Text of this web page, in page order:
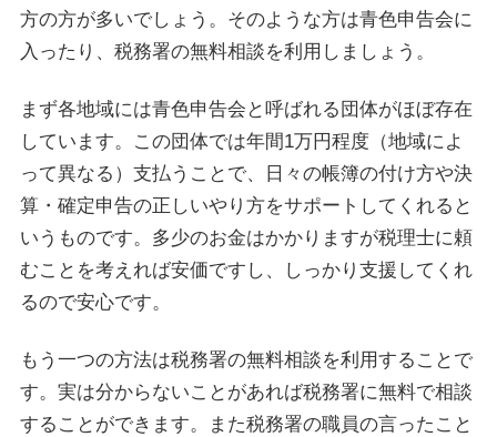
方の方が多いでしょう。そのような方は青色申告会に
入ったり、税務署の無料相談を利用しましょう。
まず各地域には青色申告会と呼ばれる団体がほぼ存在
しています。この団体では年間1万円程度（地域によ
って異なる）支払うことで、日々の帳簿の付け方や決
算・確定申告の正しいやり方をサポートしてくれると
いうものです。多少のお金はかかりますが税理士に頼
むことを考えれば安価ですし、しっかり支援してくれ
るので安心です。
もう一つの方法は税務署の無料相談を利用することで
す。実は分からないことがあれば税務署に無料で相談
することができます。また税務署の職員の言ったこと